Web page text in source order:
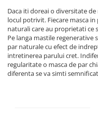
Daca iti doreai o diversitate
locul potrivit. Fiecare masca
naturali care au proprietati ce
Pe langa mastile regenerative
par naturale cu efect de
intretinerea parului cret.
regularitate o masca de par
diferenta se va simti